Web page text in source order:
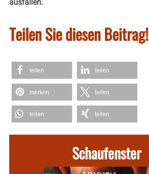
ausfallen.
Teilen Sie diesen Beitrag!
teilen teilen
merken teilen
teilen teilen
Schaufenster